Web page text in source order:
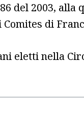
del 2003, alla
di
eletti nella